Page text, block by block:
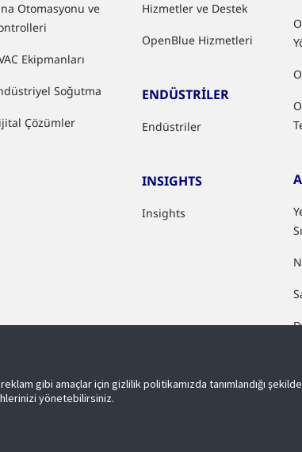
Otomasyonu ve
Ekipmanları
Soğutma
Çözümler
Hizmetler ve Destek
OpenBlue Hizmetleri
ENDÜSTRİLER
Endüstriler
INSIGHTS
Insights
gibi amaçlar için gizlilik politikamızda tanımlandığı
yönetebilirsiniz.